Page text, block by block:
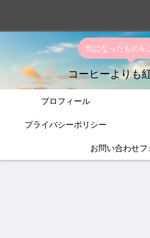
気になったものを
コーヒーよりも
プロフィール
プライバシーポリシー
お問い合わせフ